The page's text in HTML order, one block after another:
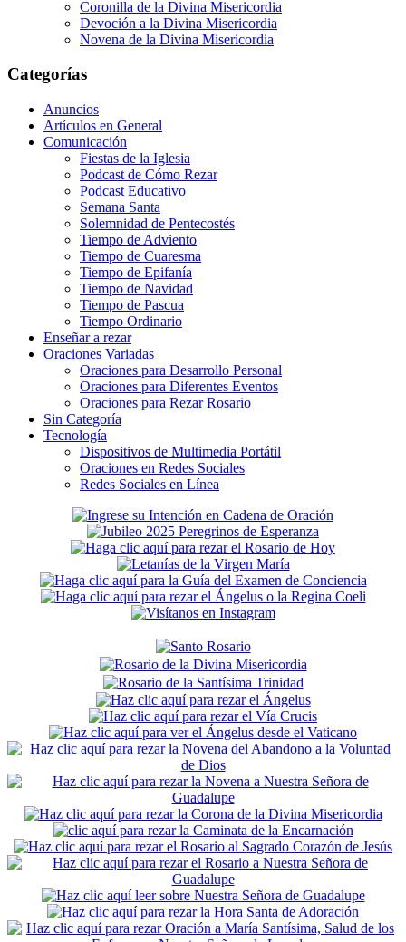
Coronilla de la Divina Misericordia
Devoción a la Divina Misericordia
Novena de la Divina Misericordia
Categorías
Anuncios
Artículos en General
Comunicación
Fiestas de la Iglesia
Podcast de Cómo Rezar
Podcast Educativo
Semana Santa
Solemnidad de Pentecostés
Tiempo de Adviento
Tiempo de Cuaresma
Tiempo de Epifanía
Tiempo de Navidad
Tiempo de Pascua
Tiempo Ordinario
Enseñar a rezar
Oraciones Variadas
Oraciones para Desarrollo Personal
Oraciones para Diferentes Eventos
Oraciones para Rezar Rosario
Sin Categoría
Tecnología
Dispositivos de Multimedia Portátil
Oraciones en Redes Sociales
Redes Sociales en Línea
Secondary
Sidebar